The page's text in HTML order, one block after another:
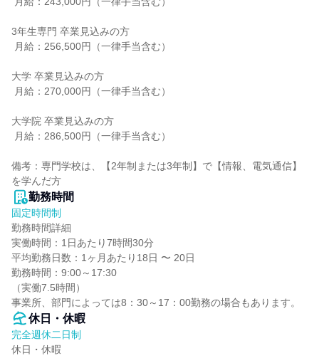
3年生専門 卒業見込みの方
大学 卒業見込みの方
大学院 卒業見込みの方
備考：専門学校は、【2年制または3年制】で【情報、電気通信】
を学んだ方
勤務時間
固定時間制
勤務時間詳細
実働時間：1日あたり7時間30分
平均勤務日数：1ヶ月あたり18日 〜 20日
勤務時間：9:00～17:30
（実働7.5時間）
事業所、部門によっては8：30～17：00勤務の場合もあります。
休日・休暇
完全週休二日制
休日・休暇